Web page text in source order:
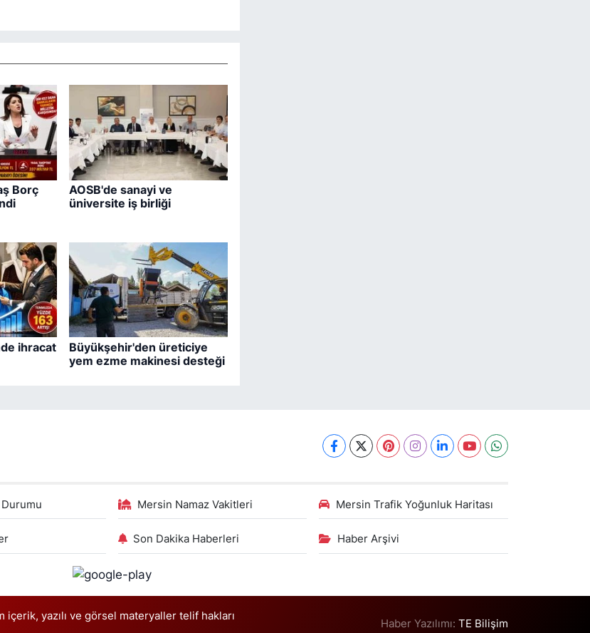
Borç
AOSB'de sanayi ve
üniversite iş birliği
ihracat
Büyükşehir'den üreticiye
yem ezme makinesi desteği
Mersin Namaz Vakitleri Mersin Trafik Yoğunluk Haritası
Son Dakika Haberleri Haber Arşivi
yazılı ve görsel materyaller telif hakları
Haber Yazılımı:TE Bilişim